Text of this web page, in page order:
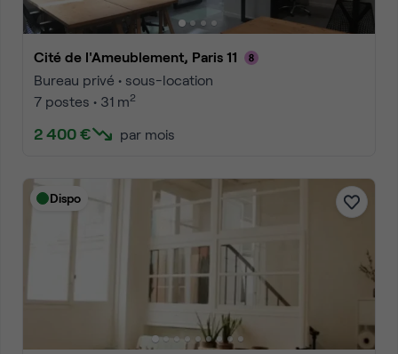
Cité de l'Ameublement, Paris 11
Bureau privé • sous-location
7 postes • 31 m2
2 400 € par mois
Dispo